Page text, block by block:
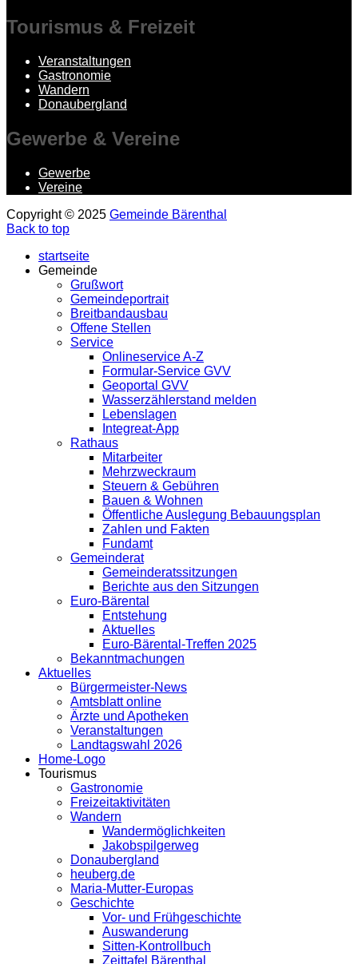
Tourismus & Freizeit
Veranstaltungen
Gastronomie
Wandern
Donaubergland
Gewerbe & Vereine
Gewerbe
Vereine
Copyright © 2025 Gemeinde Bärenthal
Back to top
startseite
Gemeinde
Grußwort
Gemeindeportrait
Breitbandausbau
Offene Stellen
Service
Onlineservice A-Z
Formular-Service GVV
Geoportal GVV
Wasserzählerstand melden
Lebenslagen
Integreat-App
Rathaus
Mitarbeiter
Mehrzweckraum
Steuern & Gebühren
Bauen & Wohnen
Öffentliche Auslegung Bebauungsplan
Zahlen und Fakten
Fundamt
Gemeinderat
Gemeinderatssitzungen
Berichte aus den Sitzungen
Euro-Bärental
Entstehung
Aktuelles
Euro-Bärental-Treffen 2025
Bekanntmachungen
Aktuelles
Bürgermeister-News
Amtsblatt online
Ärzte und Apotheken
Veranstaltungen
Landtagswahl 2026
Home-Logo
Tourismus
Gastronomie
Freizeitaktivitäten
Wandern
Wandermöglichkeiten
Jakobspilgerweg
Donaubergland
heuberg.de
Maria-Mutter-Europas
Geschichte
Vor- und Frühgeschichte
Auswanderung
Sitten-Kontrollbuch
Zeittafel Bärenthal